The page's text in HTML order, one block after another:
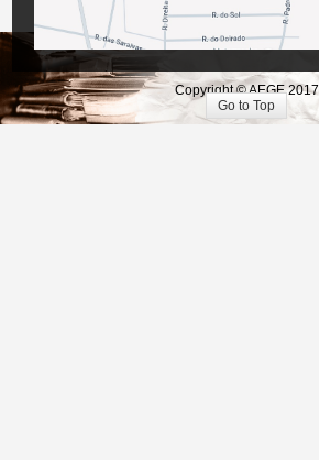
Copyright © AEGE 2017
Go to Top